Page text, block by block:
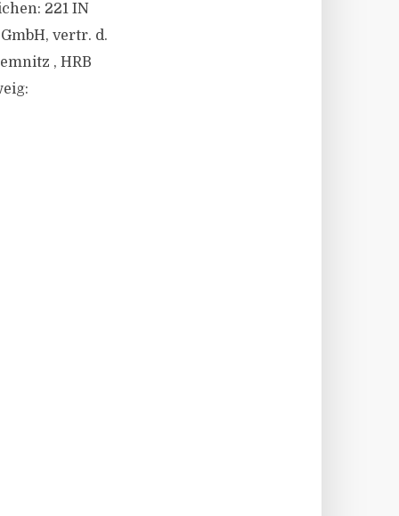
221 IN
vertr. d.
, HRB